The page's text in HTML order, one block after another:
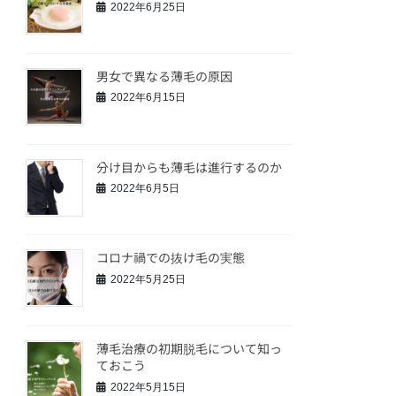
2022年6月25日
男女で異なる薄毛の原因
2022年6月15日
分け目からも薄毛は進行するのか
2022年6月5日
コロナ禍での抜け毛の実態
2022年5月25日
薄毛治療の初期脱毛について知っ
ておこう
2022年5月15日